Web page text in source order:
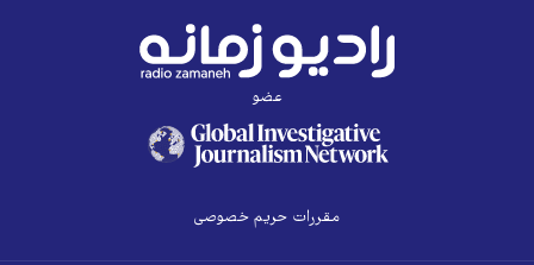
عضو
مقررات حریم خصوصی